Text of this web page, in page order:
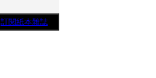
訂閱紙本雜誌